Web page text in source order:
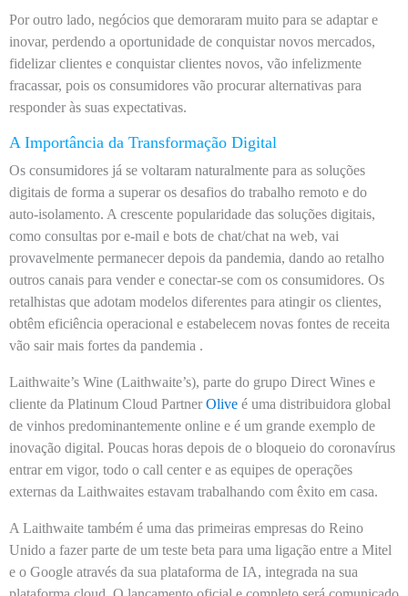
Por outro lado, negócios que demoraram muito para se adaptar e
inovar, perdendo a oportunidade de conquistar novos mercados,
fidelizar clientes e conquistar clientes novos, vão infelizmente
fracassar, pois os consumidores vão procurar alternativas para
responder às suas expectativas.
A Importância da Transformação Digital
Os consumidores já se voltaram naturalmente para as soluções
digitais de forma a superar os desafios do trabalho remoto e do
auto-isolamento. A crescente popularidade das soluções digitais,
como consultas por e-mail e bots de chat/chat na web, vai
provavelmente permanecer depois da pandemia, dando ao retalho
outros canais para vender e conectar-se com os consumidores. Os
retalhistas que adotam modelos diferentes para atingir os clientes,
obtêm eficiência operacional e estabelecem novas fontes de receita
vão sair mais fortes da pandemia .
Laithwaite’s Wine (Laithwaite’s), parte do grupo Direct Wines e
cliente da Platinum Cloud Partner Olive é uma distribuidora global
de vinhos predominantemente online e é um grande exemplo de
inovação digital. Poucas horas depois de o bloqueio do coronavírus
entrar em vigor, todo o call center e as equipes de operações
externas da Laithwaites estavam trabalhando com êxito em casa.
A Laithwaite também é uma das primeiras empresas do Reino
Unido a fazer parte de um teste beta para uma ligação entre a Mitel
e o Google através da sua plataforma de IA, integrada na sua